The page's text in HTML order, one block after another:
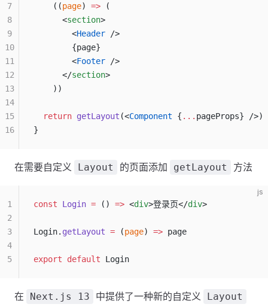
    ((
page) => (
      <
section>
        <
Header />
        {page}
        <
Footer />
      </
section>
    ))
  return
getLayout (<Component { ... pageProps} />)
}
7
8
9
10
11
12
13
14
15
16
在需要自定义 Layout 的页面添加 getLayout 方法
js
const Login = () => <div>登录页</div>
Login. getLayout = (page) => page
export default Login
1
2
3
4
5
在 Next.js 13 中提供了一种新的自定义 Layout